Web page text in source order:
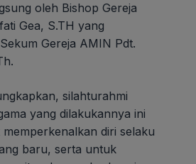
oleh Bishop Gereja
Gea, S.TH yang
Gereja AMIN Pdt.
silahturahmi
yang dilakukannya ini
diri selaku
baru, serta untuk